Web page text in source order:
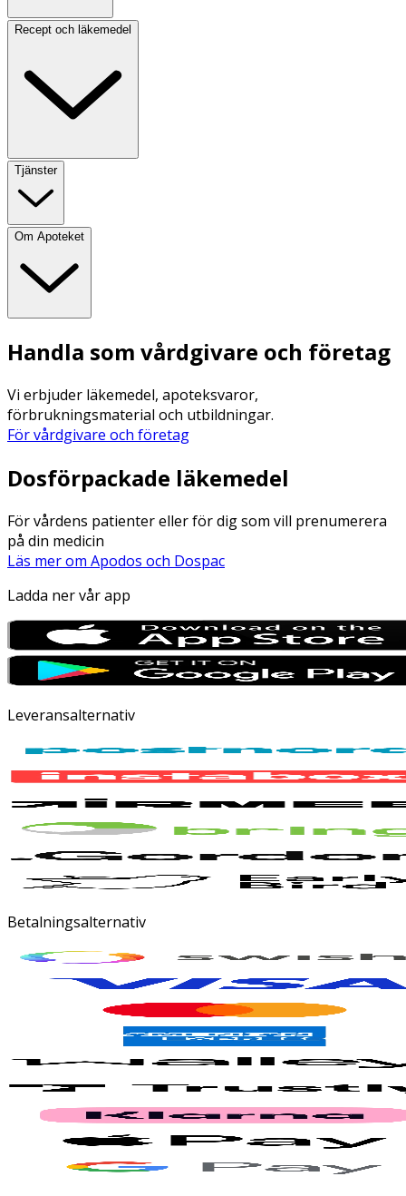
Recept och läkemedel
Tjänster
Om Apoteket
Handla som vårdgivare och företag
Vi erbjuder läkemedel, apoteksvaror,
förbrukningsmaterial och utbildningar.
För vårdgivare och företag
Dosförpackade läkemedel
För vårdens patienter eller för dig som vill prenumerera
på din medicin
Läs mer om Apodos och Dospac
Ladda ner vår app
Leveransalternativ
Betalningsalternativ